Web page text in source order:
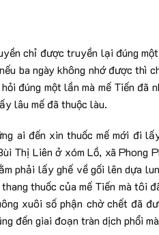
chỉ được truyền lại đúng
ba ngày không nhớ được thì
đúng một lần mà mế Tiến
lâu mế đã thuộc làu.
ai đến xin thuốc mế mới đi
Thị Liên ở xóm Lồ, xã Phong
phải lấy ghế về gối lên dựa
thuốc của mế Tiến mà tôi
xuôi số phận chờ chết đã
đến giai đoạn tràn dịch phổi